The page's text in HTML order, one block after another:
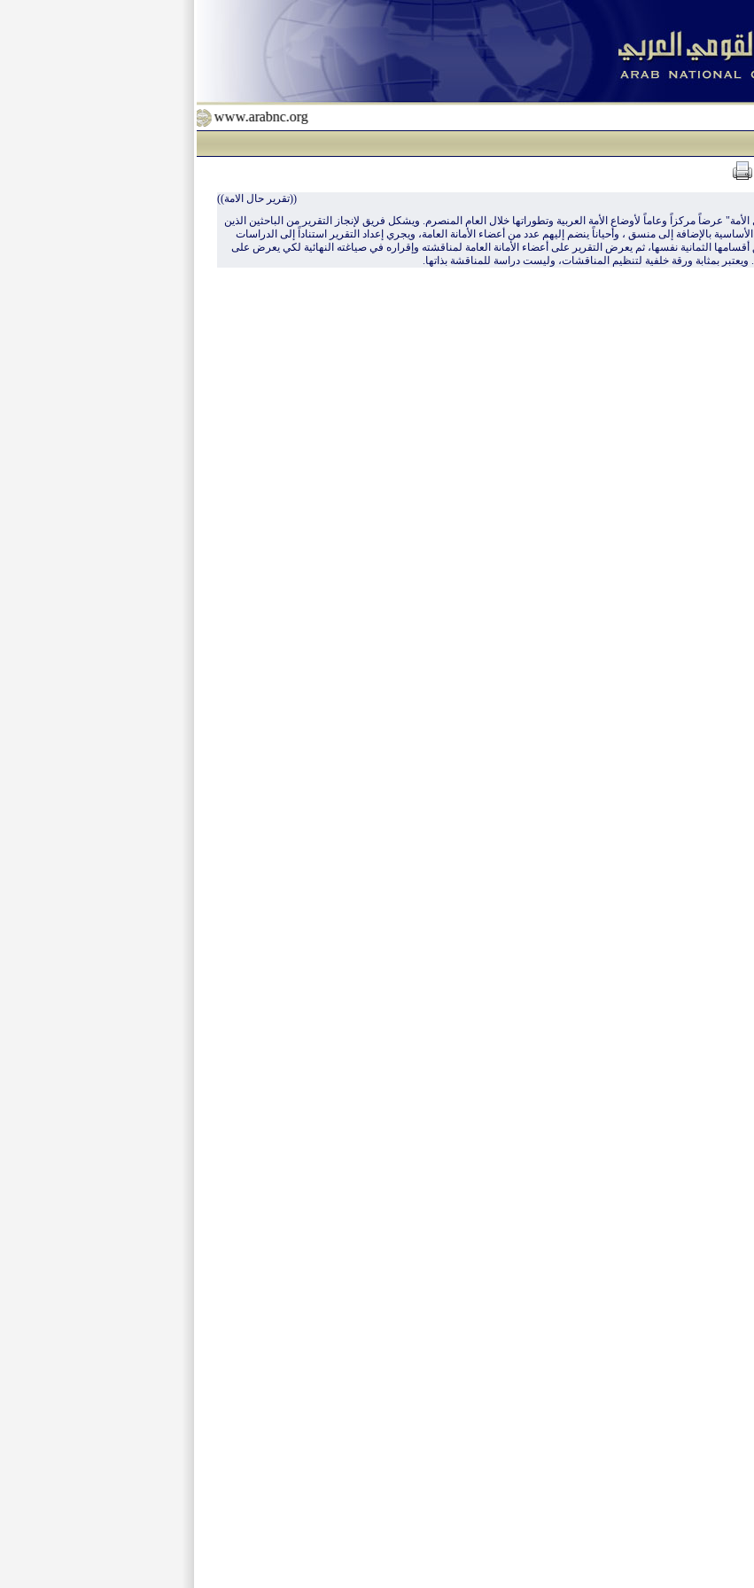
www.arabnc.org
((تقرير حال الامة))
عرضاً مركزاً وعاماً لأوضاع الأمة العربية وتطوراتها خلال العام المنصرم. ويشكل فريق لإنجاز التقرير من الباحثين الذين
بالإضافة إلى منسق ، وأحياناً ينضم إليهم عدد من أعضاء الأمانة العامة، ويجري إعداد التقرير استناداً إلى الدراسات
أقسامها الثمانية نفسها، ثم يعرض التقرير على أعضاء الأمانة العامة لمناقشته وإقراره في صياغته النهائية لكي يعرض على
ويعتبر بمثابة ورقة خلفية لتنظيم المناقشات، وليست دراسة للمناقشة بذاتها.